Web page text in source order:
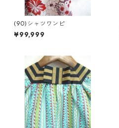
(90)シャツワンピ
¥99,999